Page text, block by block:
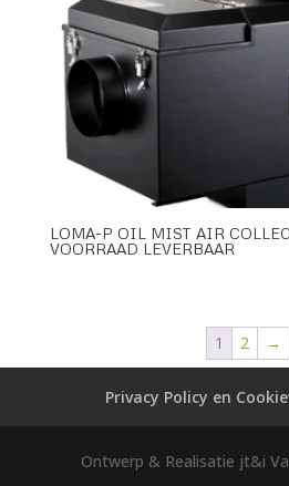
LOMA-P OIL MIST AIR
VOORRAAD LEVERBAAR
1 2 →
Privacy Policy en
Ontwerp & Realisatie jt&i